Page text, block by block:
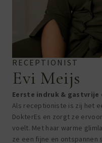
RECEPTIONIST
Evi Meijs
Eerste indruk & gastvrije
Als receptioniste is zij het
DokterEs en zorgt ze
voelt. Met haar warme
ze een fijne en ontspannen